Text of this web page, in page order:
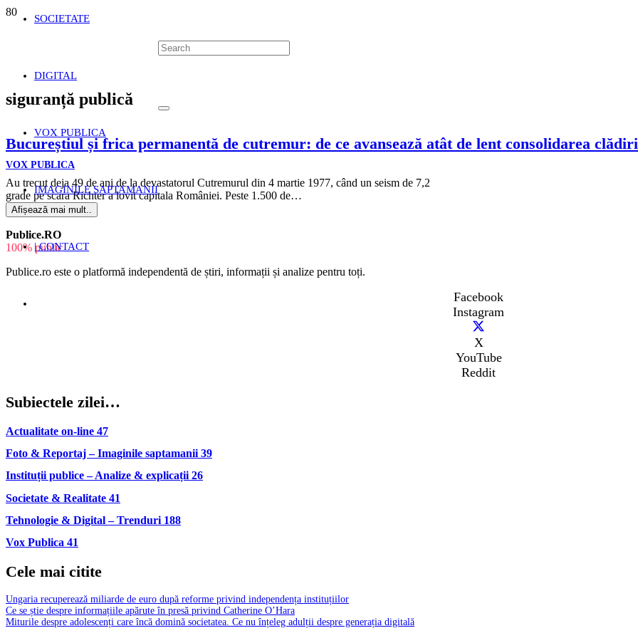
SOCIETATE
DIGITAL
VOX PUBLICA
IMAGINILE SAPTAMANII
| CONTACT
siguranță publică
Bucureștiul și frica permanentă de cutremur: de ce avansează atât de lent consolidarea
VOX PUBLICA
Au trecut deja 49 de ani de la devastatorul Cutremurul din 4 martie 1977, când un seism de 7,2
grade pe scara Richter a lovit capitala României. Peste 1.500 de…
Afișează mai mult..
Publice.RO
100% public
Publice.ro este o platformă independentă de știri, informații și analize pentru toți.
Facebook
Instagram
X
YouTube
Reddit
Subiectele zilei…
Actualitate on-line 47
Foto & Reportaj – Imaginile saptamanii 39
Instituții publice – Analize & explicații 26
Societate & Realitate 41
Tehnologie & Digital – Trenduri 188
Vox Publica 41
Cele mai citite
Ungaria recuperează miliarde de euro după reforme privind independența instituțiilor
Ce se știe despre informațiile apărute în presă privind Catherine O’Hara
Miturile despre adolescenți care încă domină societatea. Ce nu înțeleg adulții despre generația digitală